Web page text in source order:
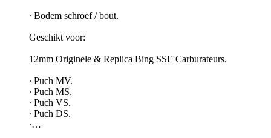
∙ Bodem schroef / bout.
Geschikt voor:
12mm Originele & Replica Bing SSE Carburateurs.
∙ Puch MV.
∙ Puch MS.
∙ Puch VS.
∙ Puch DS.
∙…